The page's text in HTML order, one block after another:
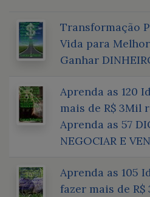
Transformação
Vida para
Ganhar
Aprenda as 120
mais de R$ 3Mil
Aprenda as 57
NEGOCIAR E
Aprenda as 105
fazer mais de